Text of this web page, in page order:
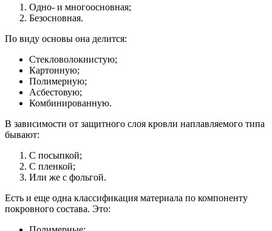
Одно- и многоосновная;
Безосновная.
По виду основы она делится:
Стекловолокнистую;
Картонную;
Полимерную;
Асбестовую;
Комбинированную.
В зависимости от защитного слоя кровли наплавляемого типа
бывают:
С посыпкой;
С пленкой;
Или же с фольгой.
Есть и еще одна классификация материала по компоненту
покровного состава. Это: